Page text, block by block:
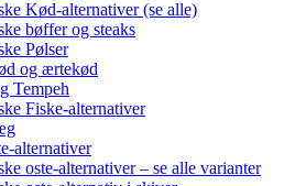
Kød-alternativer (se alle)
bøffer og steaks
Pølser
og ærtekød
Tempeh
Fiske-alternativer
alternativer
oste-alternativer – se alle varianter